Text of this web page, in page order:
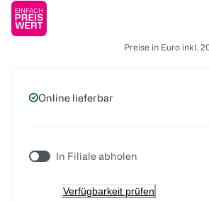
Preise in Euro inkl.
Online lieferbar
In Filiale abholen
Verfügbarkeit prüfen